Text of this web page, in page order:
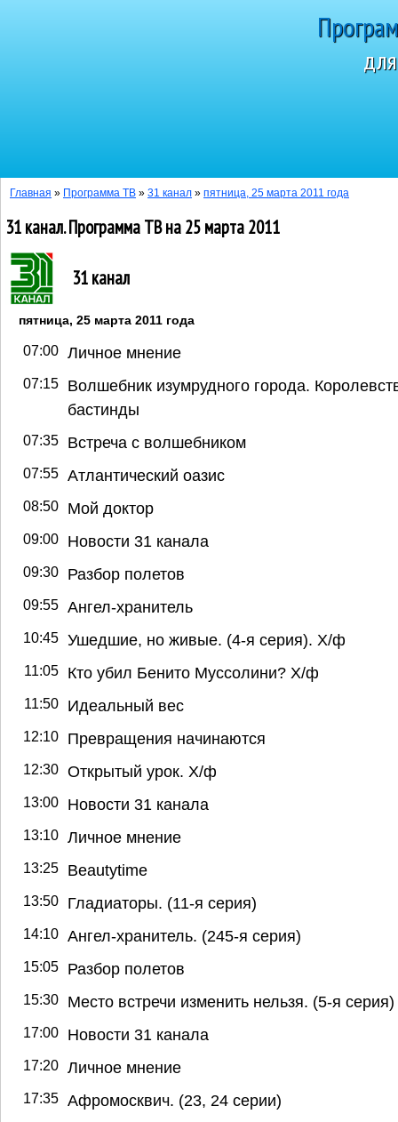
Главная » Программа ТВ » 31 канал » пятница, 25 марта 2011 года
31 канал. Программа ТВ на 25 марта 2011
31 канал
пятница, 25 марта 2011 года
07:00 Личное мнение
07:15
Волшебник изумрудного города.
бастинды
07:35 Встреча с волшебником
07:55 Атлантический оазис
08:50 Мой доктор
09:00 Новости 31 канала
09:30 Разбор полетов
09:55 Ангел-хранитель
10:45 Ушедшие, но живые. (4-я серия). Х/ф
11:05 Кто убил Бенито Муссолини? Х/ф
11:50 Идеальный вес
12:10 Превращения начинаются
12:30 Открытый урок. Х/ф
13:00 Новости 31 канала
13:10 Личное мнение
13:25 Beautytime
13:50 Гладиаторы. (11-я серия)
14:10 Ангел-хранитель. (245-я серия)
15:05 Разбор полетов
15:30 Место встречи изменить нельзя. (5-я серия)
17:00 Новости 31 канала
17:20 Личное мнение
17:35 Афромосквич. (23, 24 серии)